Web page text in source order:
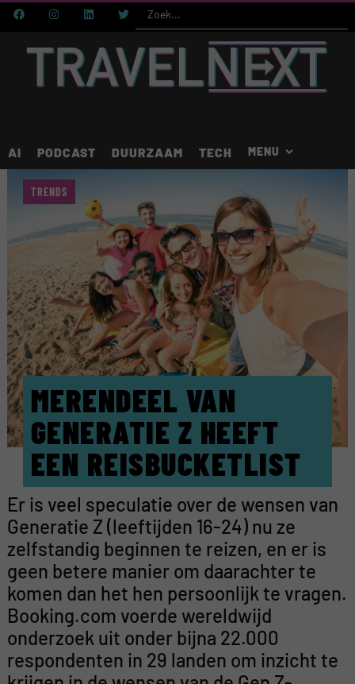
AI PODCAST DUURZAAM TECH
MERENDEEL VAN
GENERATIE Z HEEFT
EEN REISBUCKETLIST
TRENDS
Er is veel speculatie over de wensen van
Generatie Z (leeftijden 16-24) nu ze
zelfstandig beginnen te reizen, en er is
geen betere manier om daarachter te
komen dan het hen persoonlijk te vragen.
Booking.com voerde wereldwijd
onderzoek uit onder bijna 22.000
respondenten in 29 landen om inzicht te